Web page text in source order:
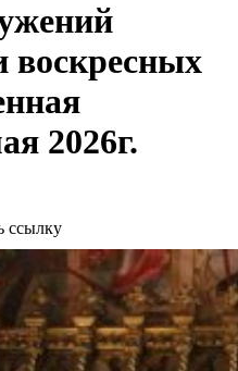
воскресных
2026г.